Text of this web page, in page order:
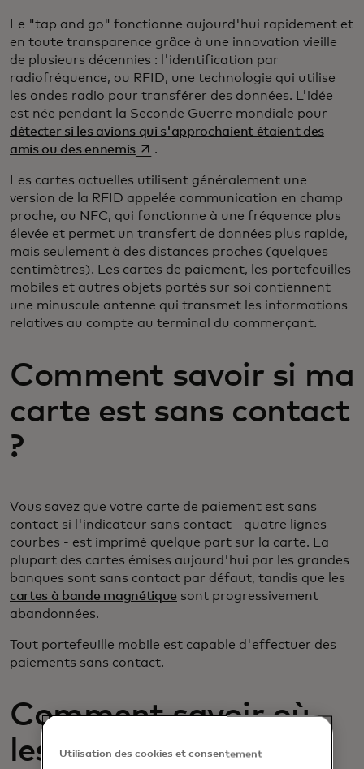
Le "tap and go" fonctionne aujourd'hui rapidement et
en toute transparence grâce à une innovation vieille
de plusieurs décennies : l'identification par
radiofréquence, ou RFID, une technologie qui utilise
les ondes radio pour transférer des données. L'idée
est née pendant la Seconde Guerre mondiale pour
détecter si les avions qui s'approchaient étaient des
amis ou des ennemiss’ouvre dans un nouvel onglet
.
Les cartes actuelles utilisent généralement une
version de la RFID appelée communication en champ
proche, ou NFC, qui fonctionne à une fréquence plus
élevée et permet un transfert de données plus rapide,
mais seulement à des distances proches (quelques
centimètres). Les cartes de paiement, les portefeuilles
mobiles et autres objets portés sur soi contiennent
une minuscule antenne qui transmet les informations
relatives au compte au terminal du commerçant.
Comment savoir si ma
carte est sans contact
?
Vous savez que votre carte de paiement est sans
contact si l'indicateur sans contact - quatre lignes
courbes - est imprimé quelque part sur la carte. La
plupart des cartes émises aujourd'hui par les grandes
banques sont sans contact par défaut, tandis que les
cartes à bande magnétique sont progressivement
abandonnées.
Tout portefeuille mobile est capable d'effectuer des
paiements sans contact.
Comment savoir où
les paiements sans
Utilisation des cookies et consentement